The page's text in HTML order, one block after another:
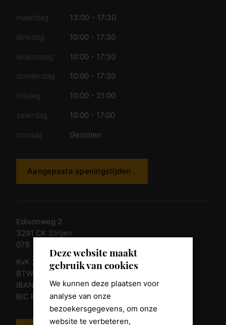
Deze website maakt
gebruik van cookies
We kunnen deze plaatsen voor
analyse van onze
bezoekersgegevens, om onze
website te verbeteren,
maandag 13:00 - 17:30
dinsdag 10:00 - 17:30
woensdag 10:00 - 17:30
donderdag 10:00 - 17:30
vrijdag 10:00 - 21:00
zaterdag 10:00 - 17:00
zondag Gesloten
Aangepaste openingstijden
Edisonweg 2
3291 CK Strijen
078 - 674 84 85
KvK 23011135
BTW nr. NL 805098938.B.01
IBAN NL10 RABO 0361 8039 58
BIC RABONL2U